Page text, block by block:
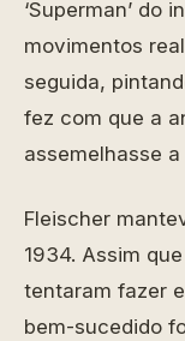
‘Superman’ do
movimentos
seguida,
fez com que a
assemelhasse
Fleischer
1934. Assim
tentaram fazer
bem-sucedido